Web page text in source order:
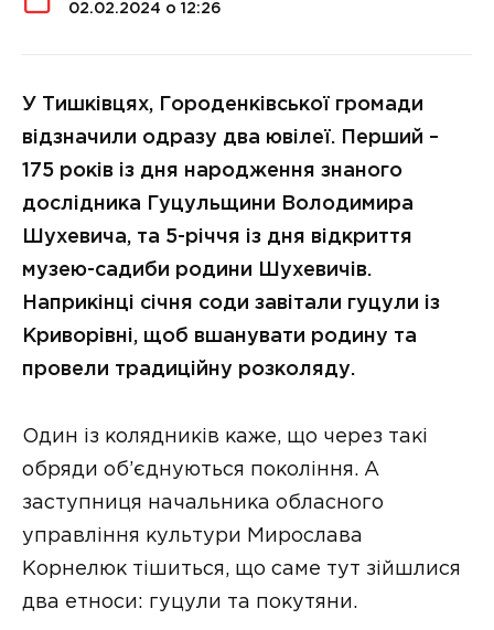
02.02.2024 о 12:26
У Тишківцях, Городенківської громади
відзначили одразу два ювілеї. Перший –
175 років із дня народження знаного
дослідника Гуцульщини Володимира
Шухевича, та 5-річчя із дня відкриття
музею-садиби родини Шухевичів.
Наприкінці січня соди завітали гуцули із
Криворівні, щоб вшанувати родину та
провели традиційну розколяду.
Один із колядників каже, що через такі
обряди об’єднуються покоління. А
заступниця начальника обласного
управління культури Мирослава
Корнелюк тішиться, що саме тут зійшлися
два етноси: гуцули та покутяни.